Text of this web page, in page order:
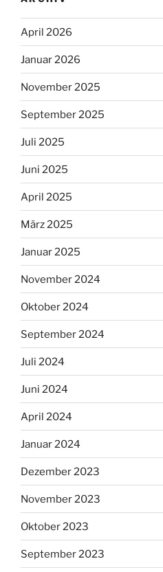
April 2026
Januar 2026
November 2025
September 2025
Juli 2025
Juni 2025
April 2025
März 2025
Januar 2025
November 2024
Oktober 2024
September 2024
Juli 2024
Juni 2024
April 2024
Januar 2024
Dezember 2023
November 2023
Oktober 2023
September 2023